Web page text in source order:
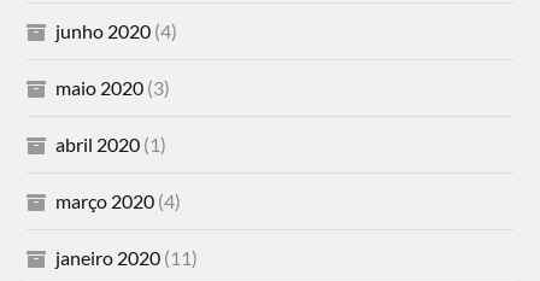
junho 2020 (4)
maio 2020 (3)
abril 2020 (1)
março 2020 (4)
janeiro 2020 (11)